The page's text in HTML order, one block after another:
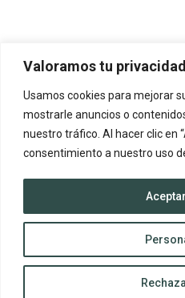
Valoramos tu privacidad
Usamos cookies para mejorar
mostrarle anuncios o
nuestro tráfico. Al hacer clic en
consentimiento a nuestro uso